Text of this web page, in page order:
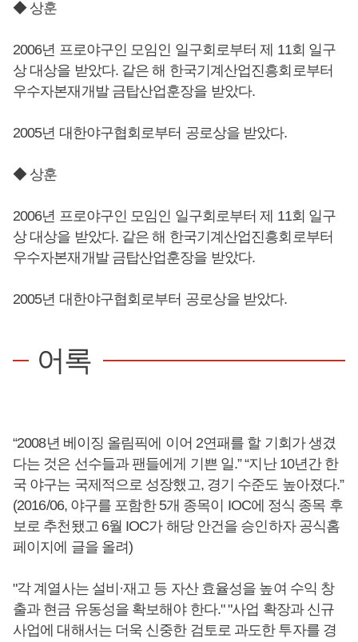
◆ 상훈
2006년 프로야구인 모임인 일구회로부터 제 11회 일구
상 대상을 받았다. 같은 해 한국기계산업진흥회로부터
우수자본재개발 금탑산업훈장을 받았다.
2005년 대한야구협회로부터 공로상을 받았다.
◆ 상훈
2006년 프로야구인 모임인 일구회로부터 제 11회 일구
상 대상을 받았다. 같은 해 한국기계산업진흥회로부터
우수자본재개발 금탑산업훈장을 받았다.
2005년 대한야구협회로부터 공로상을 받았다.
어록
“2008년 베이징 올림픽에 이어 2연패를 할 기회가 생겼
다는 것은 선수들과 팬들에게 기쁜 일.” “지난 10년간 한
국 야구는 국제적으로 성장했고, 경기 수준도 높아졌다.”
(2016/06, 야구를 포함한 5개 종목이 IOC에 정식 종목 후
보로 추천됐고 6월 IOC가 해당 안건을 승인하자 공식홈
페이지에 글을 올려)
"각 계열사는 설비·재고 등 자산 효율성을 높여 수익 창
출과 현금 유동성을 확보해야 한다." "사업 확장과 신규
사업에 대해서는 더욱 신중한 검토로 과도한 투자를 경